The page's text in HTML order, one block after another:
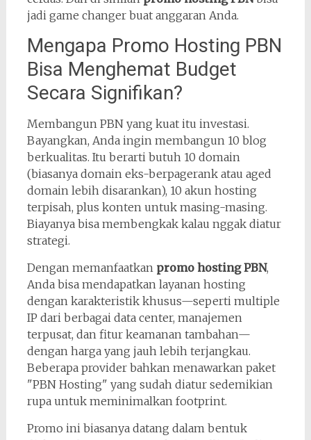
jadi game changer buat anggaran Anda.
Mengapa Promo Hosting PBN
Bisa Menghemat Budget
Secara Signifikan?
Membangun PBN yang kuat itu investasi.
Bayangkan, Anda ingin membangun 10 blog
berkualitas. Itu berarti butuh 10 domain
(biasanya domain eks-berpagerank atau aged
domain lebih disarankan), 10 akun hosting
terpisah, plus konten untuk masing-masing.
Biayanya bisa membengkak kalau nggak diatur
strategi.
Dengan memanfaatkan promo hosting PBN,
Anda bisa mendapatkan layanan hosting
dengan karakteristik khusus—seperti multiple
IP dari berbagai data center, manajemen
terpusat, dan fitur keamanan tambahan—
dengan harga yang jauh lebih terjangkau.
Beberapa provider bahkan menawarkan paket
"PBN Hosting" yang sudah diatur sedemikian
rupa untuk meminimalkan footprint.
Promo ini biasanya datang dalam bentuk